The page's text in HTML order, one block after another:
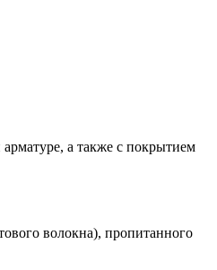
а также с покрытием
волокна), пропитанного